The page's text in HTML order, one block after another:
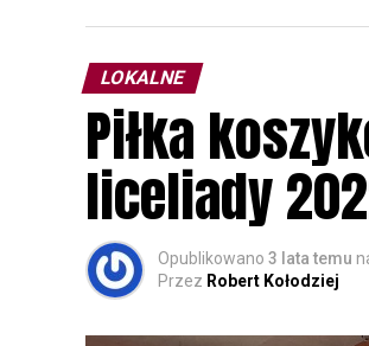
Wszystkich uczestników
rozpoznawanie głosów
zapisy.
LOKALNE
Piłka
liceliady
Opublikowano 3 lata temu
Przez Robert Kołodziej